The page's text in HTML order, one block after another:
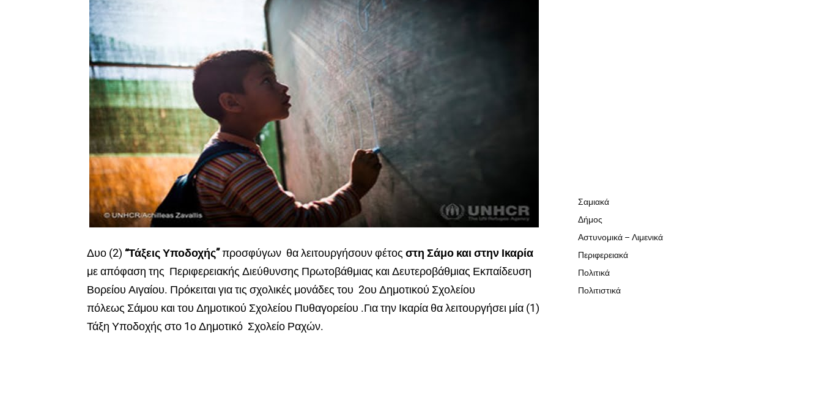
Δυο (2) “Τάξεις Υποδοχής”προσφύγων θα λειτουργήσουν φέτος στη Σάμο και στην Ικαρία
με απόφαση της Περιφερειακής Διεύθυνσης Πρωτοβάθμιας και Δευτεροβάθμιας Εκπαίδευση
Βορείου Αιγαίου. Πρόκειται για τις σχολικές μονάδες του 2ου Δημοτικού Σχολείου
πόλεως Σάμου και του Δημοτικού Σχολείου Πυθαγορείου .Για την Ικαρία θα λειτουργήσει μία (1)
Τάξη Υποδοχής στο 1ο Δημοτικό Σχολείο Ραχών.
Σαμιακά
Δήμος
Αστυνομικά – Λιμενικά
Περιφερειακά
Πολιτικά
Πολιτιστικά